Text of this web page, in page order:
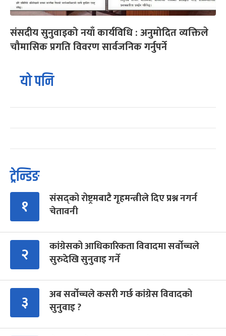
संसदीय सुनुवाइको नयाँ कार्यविधि : अनुमोदित व्यक्तिले
चौमासिक प्रगति विवरण सार्वजनिक गर्नुपर्ने
यो पनि
ट्रेन्डिङ
१
संसद्को रोष्ट्रमबाटै गृहमन्त्रीले दिए प्रश्न नगर्न
चेतावनी
२
कांग्रेसको आधिकारिकता विवादमा सर्वोच्चले
सुरुदेखि सुनुवाइ गर्ने
३
अब सर्वोच्चले कसरी गर्छ कांग्रेस विवादको
सुनुवाइ ?